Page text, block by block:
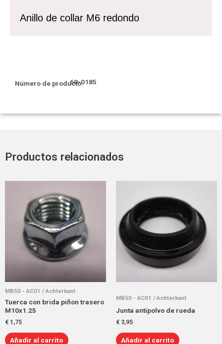
Anillo de collar M6 redondo
Número de producto:60-0185
Productos relacionados
MB50 - AC01 / Achterkant
Tuerca con brida piñon trasero
M10x1.25
€ 1,75
Añadir al carrito
MB50 - AC01 / Achterkant
Junta antipolvo de rueda
€ 3,95
Añadir al carrito